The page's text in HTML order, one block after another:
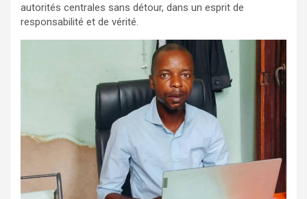
autorités centrales sans détour, dans un esprit de
responsabilité et de vérité.